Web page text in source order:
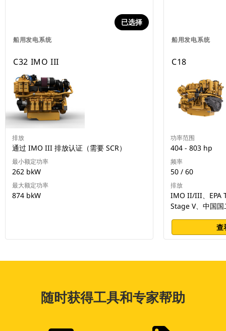
船用发电系统
已选择
C32 IMO III
排放
通过 IMO III 排放认证（需要 SCR）
最小额定功率
262 bkW
最大额定功率
874 bkW
船用发电系统
C18
功率范围
404 - 803 hp
频率
50 / 60
排放
IMO II/III、EPA
Stage V、中国
查
随时获得工具和专家帮助